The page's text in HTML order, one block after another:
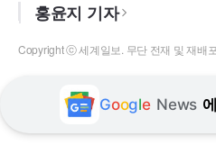
홍윤지 기자
Copyright ⓒ 세계일보. 무단 전재 및 재배
Google News